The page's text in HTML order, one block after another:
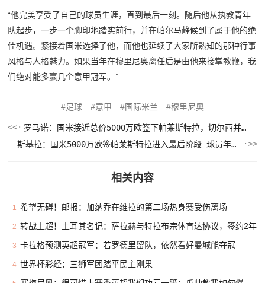
“他完美享受了自己的球员生涯，直到最后一刻。随后他从执教青年
队起步，一步一个脚印地踏实前行，并在帕尔马静候到了属于他的绝
佳机遇。紧接着国米选择了他，而他也延续了大家所熟知的那种行事
风格与人格魅力。如果当年在穆里尼奥离任后是由他来接掌教鞭，我
们绝对能多赢几个意甲冠军。”
足球 意甲 国际米兰 穆里尼奥
罗马诺：国米接近总价5000万欧签下帕莱斯特拉，切尔西并未报价
斯基拉：国米5000万欧签帕莱斯特拉进入最后阶段 球员年薪300万欧
相关内容
1 希望无碍！邮报：加纳乔在维拉的第二场热身赛受伤离场
2 转战土超！土耳其名记：萨拉赫与特拉布宗体育达协议，签约2年
3 卡拉格预测英超冠军：若罗德里留队，依然看好曼城能夺冠
4 世界杯彩经：三狮军团踏平民主刚果